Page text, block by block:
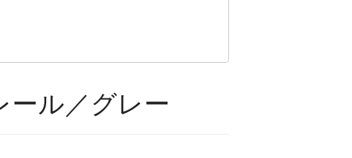
ール／グレー